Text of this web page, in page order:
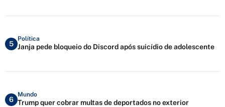
5
Política
Janja pede bloqueio do Discord após suicídio de adolescente
6
Mundo
Trump quer cobrar multas de deportados no exterior